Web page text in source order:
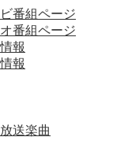
番組ページ
番組ページ
報
報
送楽曲